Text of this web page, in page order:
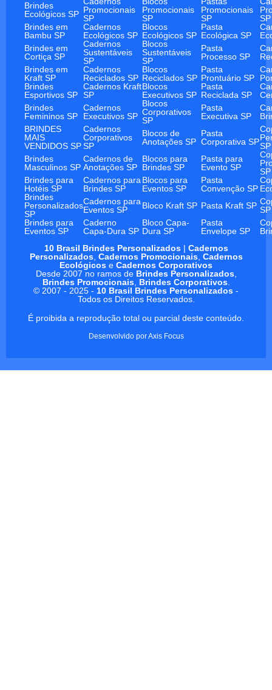
Brindes
Ecológicos SP Promocionais
SP
Promocionais
SP
Promocionais
SP
SP
Brindes em
Bambu SP
Cadernos
Ecológicos SP
Blocos
Ecológicos SP
Pasta
Ecológica SP
Brindes em
Cortiça SP
Cadernos
Sustentáveis
SP
Blocos
Sustentáveis
SP
Pasta
Processo SP
Brindes em
Kraft SP
Cadernos
Reciclados SP
Blocos
Reciclados SP
Pasta
Prontuário SP
Brindes
Esportivos SP
Cadernos Kraft
SP
Blocos
Executivos SP
Pasta
Reciclada SP
Brindes
Femininos SP
Cadernos
Executivos SP
Blocos
Corporativos
SP
Pasta
Executiva SP
BRINDES
MAIS
VENDIDOS SP
Cadernos
Corporativos
SP
Blocos de
Anotações SP
Pasta
Corporativa SPSP
Brindes
Masculinos SP
Cadernos de
Anotações SP
Blocos para
Brindes SP
Pasta para
Evento SP
SP
Brindes para
Hotéis SP
Cadernos para
Brindes SP
Blocos para
Eventos SP
Pasta
Convenção SP
Brindes
Personalizados
SP
Cadernos para
Eventos SP
Bloco Kraft SP Pasta Kraft SP SP
Brindes para
Eventos SP
Caderno
Capa-Dura SP
Bloco Capa-
Dura SP
Pasta
Envelope SP
10 Brasil Brindes Personalizados| Cadernos
Personalizados, Cadernos Promocionais, Cadernos
Ecológicos e Cadernos Corporativos
Desde 2007 no ramos de Brindes Personalizados,
Brindes Promocionais, Brindes Corporativos.
© 2007 - 2025 - 10 Brasil Brindes Personalizados -
Todos os Direitos Reservados.
É proibida a reprodução total ou parcial deste conteúdo.
Desenvolvido porAxis Focus